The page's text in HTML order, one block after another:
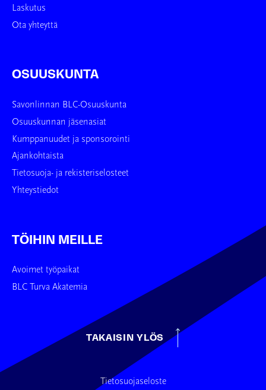
Laskutus
Ota yhteyttä
OSUUSKUNTA
Savonlinnan BLC-Osuuskunta
Osuuskunnan jäsenasiat
Kumppanuudet ja sponsorointi
Ajankohtaista
Tietosuoja- ja rekisteriselosteet
Yhteystiedot
TÖIHIN MEILLE
Avoimet työpaikat
BLC Turva Akatemia
TAKAISIN YLÖS
Tietosuojaseloste